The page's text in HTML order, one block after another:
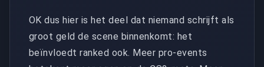
OK dus hier is het deel dat niemand schrijft als
groot geld de scene binnenkomt: het
beïnvloedt ranked ook. Meer pro-events